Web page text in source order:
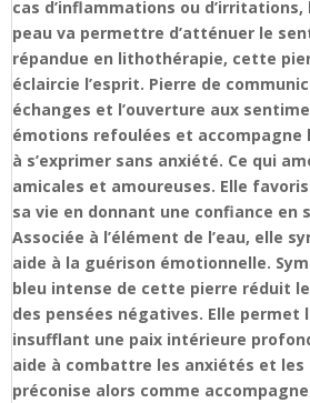
cas d’inflammations ou
peau va permettre d’atténuer le
répandue en lithothérapie, cette
éclaircie l’esprit. Pierre de
échanges et l’ouverture aux
émotions refoulées et accompagne
à s’exprimer sans anxiété. Ce qui
amicales et amoureuses. Elle
sa vie en donnant une confiance en
Associée à l’élément de l’eau, elle
aide à la guérison émotionnelle.
bleu intense de cette pierre réduit
des pensées négatives. Elle
insufflant une paix intérieure
aide à combattre les anxiétés et les
préconise alors comme